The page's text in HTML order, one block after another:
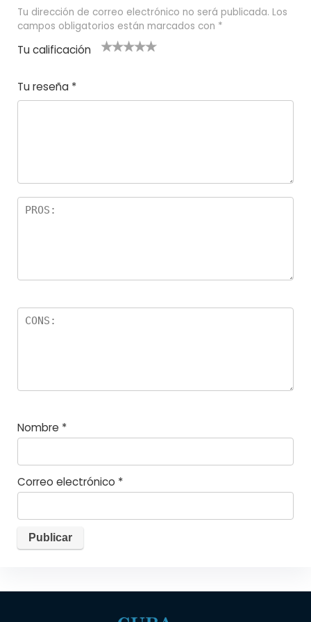
Tu dirección de correo electrónico no será publicada. Los
campos obligatorios están marcados con *
Tu calificación
e
el
5
las
s
Tu reseña *
Nombre *
Correo electrónico *